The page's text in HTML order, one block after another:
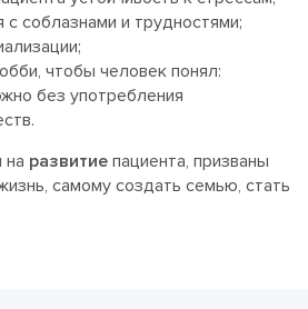
с соблазнами и трудностями;
чтобы человек понял:
без употребления
на развитие пациента, призваны
самому создать семью, стать